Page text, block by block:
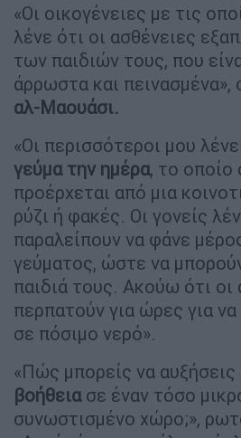
«Οι οικογένειες με τις
λένε ότι οι ασθένειες
των παιδιών τους, που
άρρωστα και πεινασμένα»,
αλ-Μαουάσι.
«Οι περισσότεροι μου
γεύμα την ημέρα, το οποίο
προέρχεται από μια
ρύζι ή φακές. Οι γονείς
παραλείπουν να φάνε
γεύματος, ώστε να
παιδιά τους. Ακούω ότι οι
περπατούν για ώρες για
σε πόσιμο νερό».
«Πώς μπορείς να αυξήσεις
βοήθειασε έναν τόσο
συνωστισμένο χώρο;»,